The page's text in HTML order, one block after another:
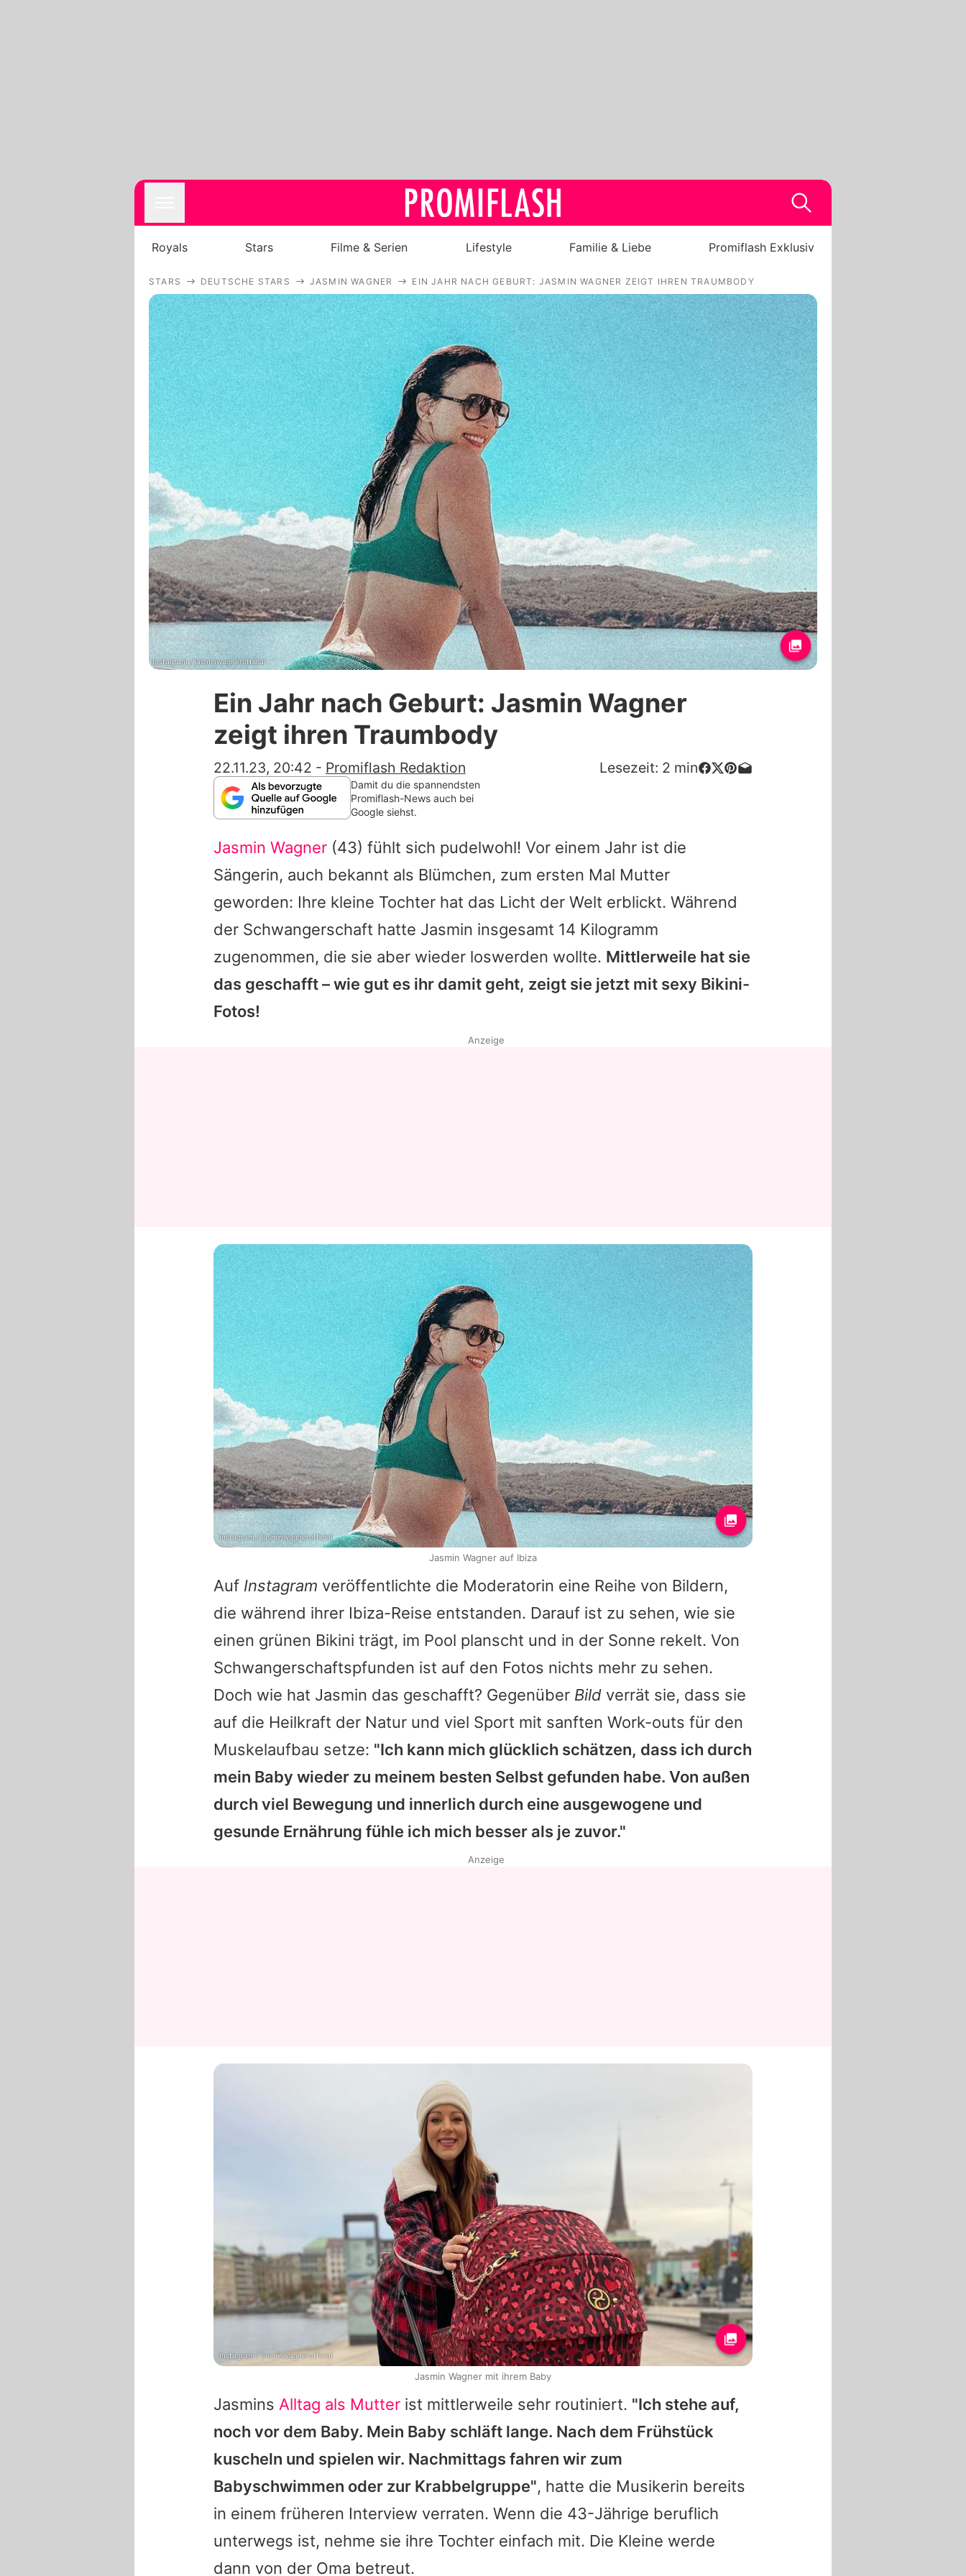
Royals
Stars
Filme & Serien
Lifestyle
Familie & Liebe
Promiflash Exklusiv
Alle Themen auf Promiflash
Jobs
App runterladen
Team
Redaktionelle Richtlinien
Impressum
Datenschutzerklärung
Nutzungsbedingungen
Utiq verwalten
Royals Stars Filme & Serien Lifestyle Familie & Liebe Promiflash Exklusiv
STARS DEUTSCHE STARS JASMIN WAGNER EIN JAHR NACH GEBURT: JASMIN WAGNER ZEIGT IHREN TRAUMBODY
Instagram / jasminwagnerofficial
Ein Jahr nach Geburt: Jasmin Wagner
zeigt ihren Traumbody
22.11.23, 20:42 - Promiflash Redaktion Lesezeit: 2 min
Damit du die spannendsten
Promiflash-News auch bei
Google siehst.
Jasmin Wagner (43) fühlt sich pudelwohl! Vor einem Jahr ist die
Sängerin, auch bekannt als Blümchen, zum ersten Mal Mutter
geworden: Ihre kleine Tochter hat das Licht der Welt erblickt. Während
der Schwangerschaft hatte Jasmin insgesamt 14 Kilogramm
zugenommen, die sie aber wieder loswerden wollte. Mittlerweile hat sie
das geschafft – wie gut es ihr damit geht, zeigt sie jetzt mit sexy Bikini-
Fotos!
Auf Instagram veröffentlichte die Moderatorin eine Reihe von Bildern,
die während ihrer Ibiza-Reise entstanden. Darauf ist zu sehen, wie sie
einen grünen Bikini trägt, im Pool planscht und in der Sonne rekelt. Von
Schwangerschaftspfunden ist auf den Fotos nichts mehr zu sehen.
Doch wie hat Jasmin das geschafft? Gegenüber Bild verrät sie, dass sie
auf die Heilkraft der Natur und viel Sport mit sanften Work-outs für den
Muskelaufbau setze: "Ich kann mich glücklich schätzen, dass ich durch
mein Baby wieder zu meinem besten Selbst gefunden habe. Von außen
durch viel Bewegung und innerlich durch eine ausgewogene und
gesunde Ernährung fühle ich mich besser als je zuvor."
Jasmins Alltag als Mutter ist mittlerweile sehr routiniert. "Ich stehe auf,
noch vor dem Baby. Mein Baby schläft lange. Nach dem Frühstück
kuscheln und spielen wir. Nachmittags fahren wir zum
Babyschwimmen oder zur Krabbelgruppe", hatte die Musikerin bereits
in einem früheren Interview verraten. Wenn die 43-Jährige beruflich
unterwegs ist, nehme sie ihre Tochter einfach mit. Die Kleine werde
dann von der Oma betreut.
Anzeige
Instagram / jasminwagnerofficial
Jasmin Wagner auf Ibiza
Anzeige
Instagram / jasminwagnerofficial
Jasmin Wagner mit ihrem Baby